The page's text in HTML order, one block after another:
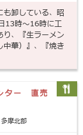
卸している、昭
13時～16時に工
、『生ラーメン
中華）』、『焼き
ター 直売
摩北部